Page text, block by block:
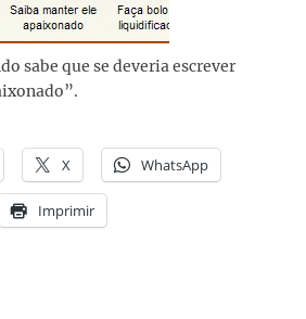
sabe que se deveria escrever
X WhatsApp
Imprimir